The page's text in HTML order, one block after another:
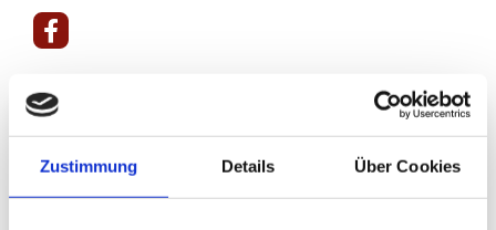
Zustimmung Details Über Cookies